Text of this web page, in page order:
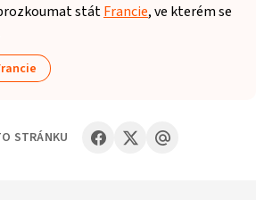
státFrancie, ve kterém se
STRÁNKU